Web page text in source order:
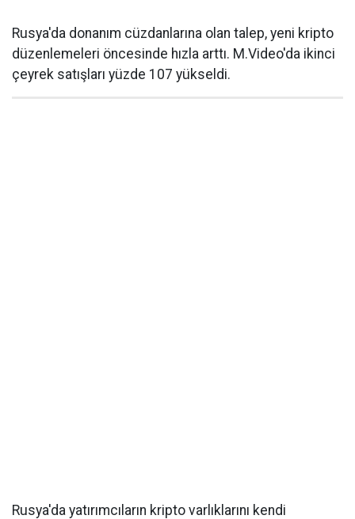
Rusya'da donanım cüzdanlarına olan talep, yeni kripto
düzenlemeleri öncesinde hızla arttı. M.Video'da ikinci
çeyrek satışları yüzde 107 yükseldi.
Rusya'da yatırımcıların kripto varlıklarını kendi